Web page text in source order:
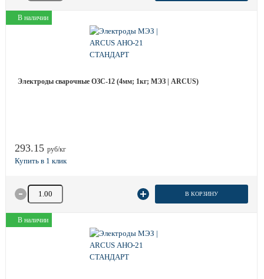
В наличии
Электроды сварочные ОЗС-12 (4мм; 1кг; МЭЗ | ARCUS)
293.15 руб/кг
Количество товара В КОРЗИНУ
В наличии